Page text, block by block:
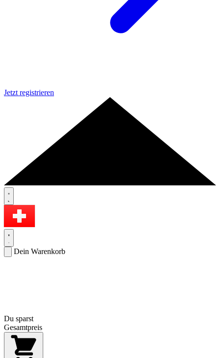
Jetzt registrieren
Dein Warenkorb
Du sparst
Gesamtpreis